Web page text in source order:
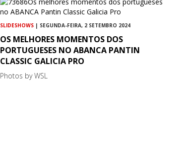
SLIDESHOWS | SEGUNDA-FEIRA, 2 SETEMBRO 2024
OS MELHORES MOMENTOS DOS
PORTUGUESES NO ABANCA PANTIN
CLASSIC GALICIA PRO
Photos by WSL